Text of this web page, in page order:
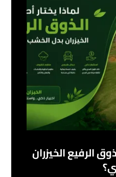
الرفيع الخيزران